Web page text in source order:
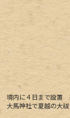
境内に４日まで設置
大馬神社で夏越の大